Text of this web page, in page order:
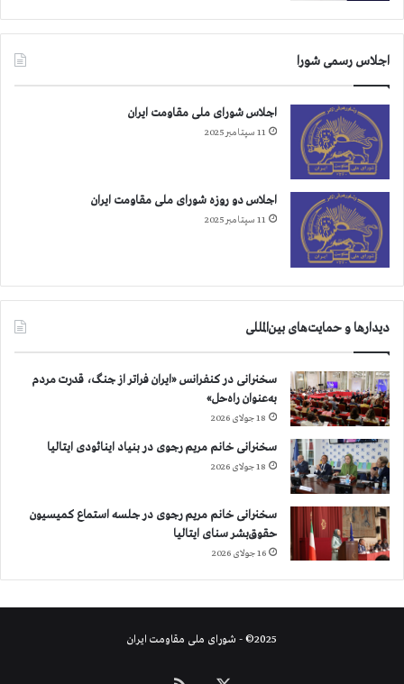
اجلاس رسمی شورا
اجلاس شورای ملی مقاومت ایران
11 سپتامبر 2025
اجلاس دو روزه شورای ملی مقاومت ایران
11 سپتامبر 2025
دیدارها و حمایت‌های بین‌المللی
سخنرانی در کنفرانس «ایران فراتر از جنگ، قدرت مردم
به‌عنوان راه‌حل»
18 جولای 2026
سخنرانی خانم مریم رجوی در بنیاد اینائودی ایتالیا
18 جولای 2026
سخنرانی خانم مریم رجوی در جلسه استماع کمیسیون
حقوق‌بشر سنای ایتالیا
16 جولای 2026
2025© - شورای ملی مقاومت ایران